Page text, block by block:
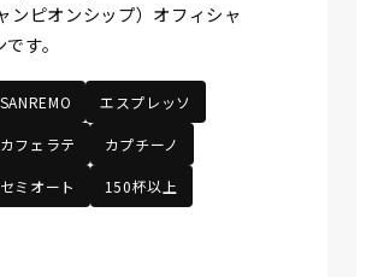
ンピオンシップ）オフィシャ
す。
SANREMO エスプレッソ
カフェラテ カプチーノ
セミオート 150杯以上